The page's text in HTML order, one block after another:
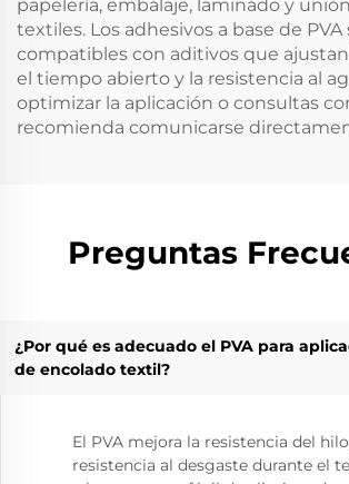
papelería, embalaje, laminado y
textiles. Los adhesivos a base de PVA
compatibles con aditivos que ajustan
el tiempo abierto y la resistencia al
optimizar la aplicación o consultas
recomienda comunicarse
Preguntas
¿Por qué es adecuado el PVA para
de encolado textil?
El PVA mejora la resistencia del
resistencia al desgaste durante el